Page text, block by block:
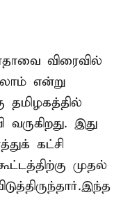
விரைவில்
என்று
தமிழகத்தில்
வருகிறது. இது
கட்சி
முதல்